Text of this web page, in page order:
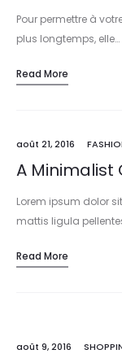
Pour permettre à
plus longtemps, elle…
Read More
août 21, 2016
A Minimalist
Lorem ipsum dolor
mattis ligula
Read More
août 9, 2016